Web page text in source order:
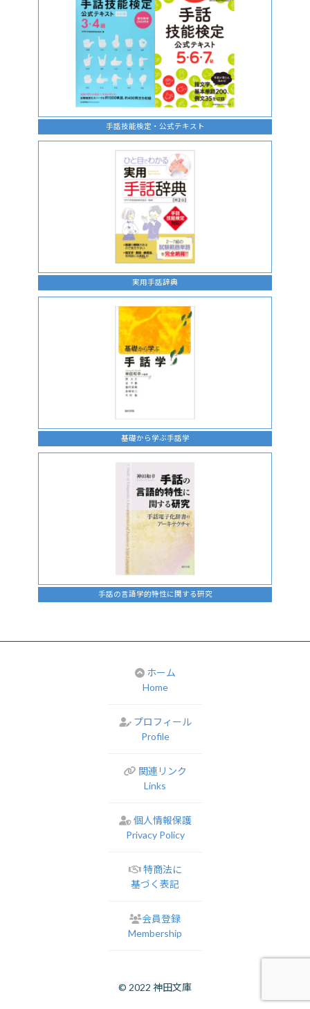
手話技能検定・公式テキスト
実用手話辞典
基礎から学ぶ手話学
手話の言語学的特性に関する研究
ホーム
Home
プロフィール
Profile
関連リンク
Links
個人情報保護
Privacy Policy
特商法に
基づく表記
会員登録
Membership
© 2022 神田文庫